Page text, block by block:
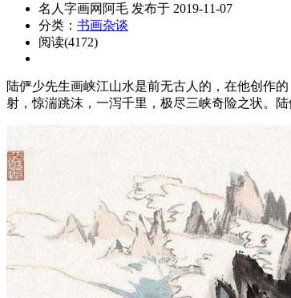
名人字画网阿毛 发布于 2019-11-07
分类： 书画杂谈
阅读(4172)
陆俨少先生画峡江山水是前无古人的，在他创作
射，惊湍跳沫，一泻千里，极尽三峡奇险之状。